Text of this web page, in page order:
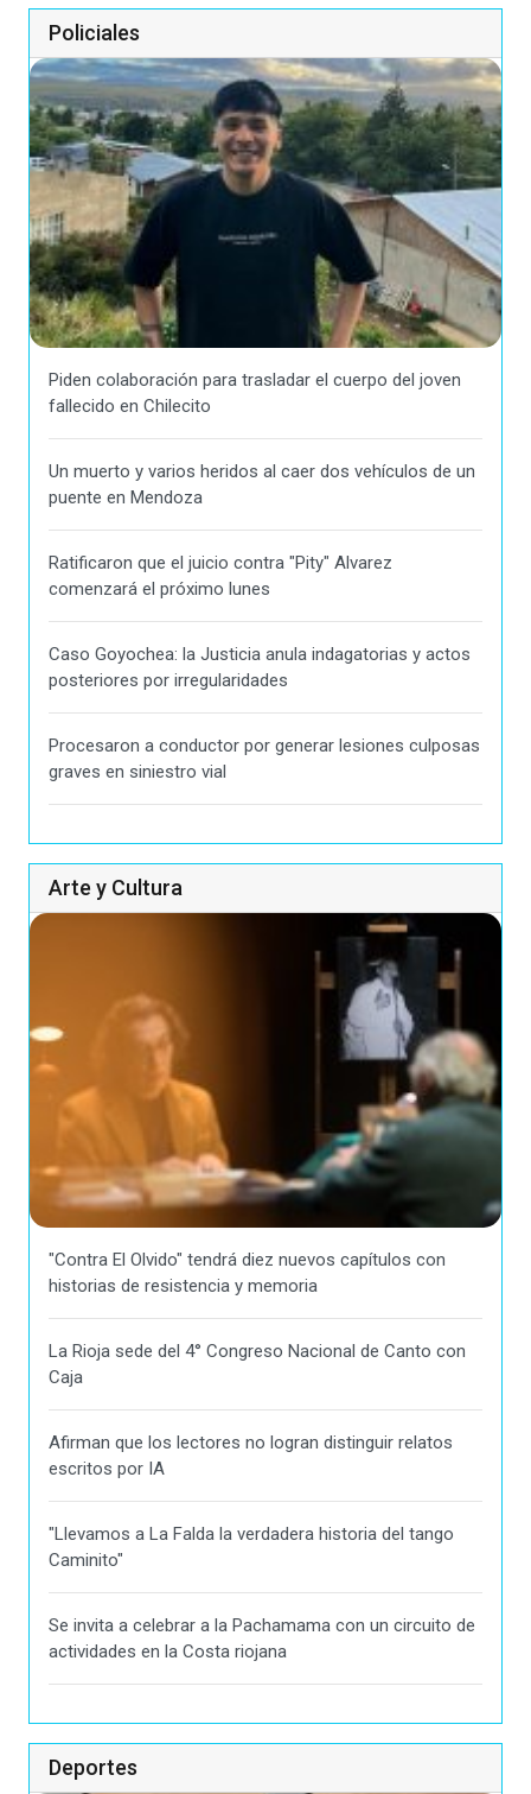
Policiales
Piden colaboración para trasladar el cuerpo del joven
fallecido en Chilecito
Un muerto y varios heridos al caer dos vehículos de un
puente en Mendoza
Ratificaron que el juicio contra "Pity" Alvarez
comenzará el próximo lunes
Caso Goyochea: la Justicia anula indagatorias y actos
posteriores por irregularidades
Procesaron a conductor por generar lesiones culposas
graves en siniestro vial
Arte y Cultura
"Contra El Olvido" tendrá diez nuevos capítulos con
historias de resistencia y memoria
La Rioja sede del 4° Congreso Nacional de Canto con
Caja
Afirman que los lectores no logran distinguir relatos
escritos por IA
"Llevamos a La Falda la verdadera historia del tango
Caminito"
Se invita a celebrar a la Pachamama con un circuito de
actividades en la Costa riojana
Deportes